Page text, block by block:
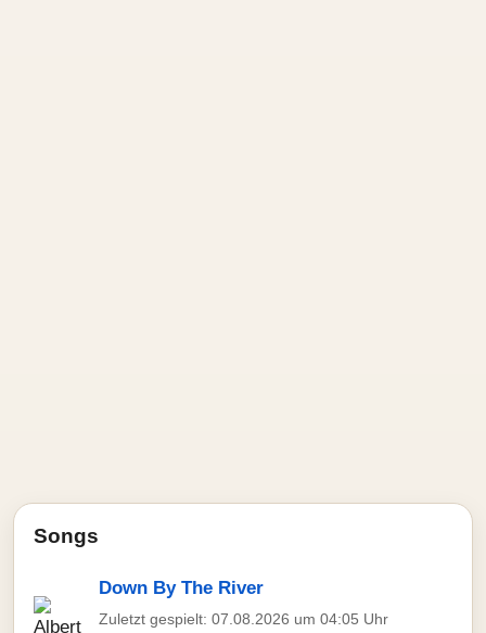
Songs
Down By The River
Zuletzt gespielt: 07.08.2026 um 04:05 Uhr